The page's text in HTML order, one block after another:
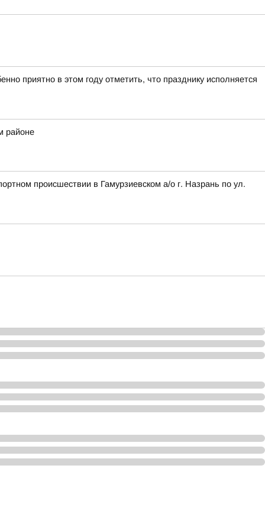
приятно в этом году отметить, что празднику исполняется
районе
происшествии в Гамурзиевском а/о г. Назрань по ул.